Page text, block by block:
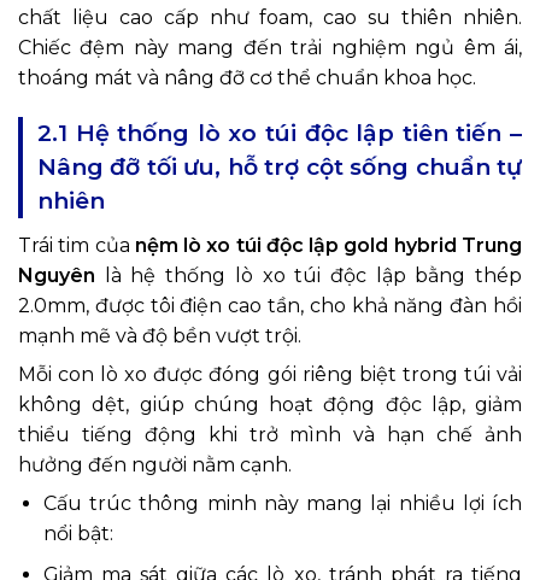
chất liệu cao cấp như foam, cao su thiên nhiên.
Chiếc đệm này mang đến trải nghiệm ngủ êm ái,
thoáng mát và nâng đỡ cơ thể chuẩn khoa học.
2.1 Hệ thống lò xo túi độc lập tiên tiến –
Nâng đỡ tối ưu, hỗ trợ cột sống chuẩn tự
nhiên
Trái tim của nệm lò xo túi độc lập gold hybrid Trung
Nguyên là hệ thống lò xo túi độc lập bằng thép
2.0mm, được tôi điện cao tần, cho khả năng đàn hồi
mạnh mẽ và độ bền vượt trội.
Mỗi con lò xo được đóng gói riêng biệt trong túi vải
không dệt, giúp chúng hoạt động độc lập, giảm
thiểu tiếng động khi trở mình và hạn chế ảnh
hưởng đến người nằm cạnh.
Cấu trúc thông minh này mang lại nhiều lợi ích
nổi bật:
Giảm ma sát giữa các lò xo, tránh phát ra tiếng